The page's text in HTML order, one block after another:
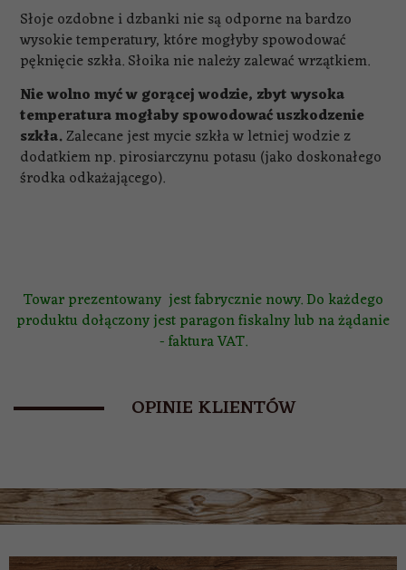
Słoje ozdobne i dzbanki nie są odporne na bardzo
wysokie temperatury, które mogłyby spowodować
pęknięcie szkła. Słoika nie należy zalewać wrzątkiem.
Nie wolno myć w gorącej wodzie, zbyt wysoka
temperatura mogłaby spowodować uszkodzenie
szkła.Zalecane jest mycie szkła w letniej wodzie z
dodatkiem np. pirosiarczynu potasu (jako doskonałego
środka odkażającego).
Towar prezentowany jest fabrycznie nowy. Do każdego
produktu dołączony jest paragon fiskalny lub na żądanie
- faktura VAT.
OPINIE KLIENTÓW